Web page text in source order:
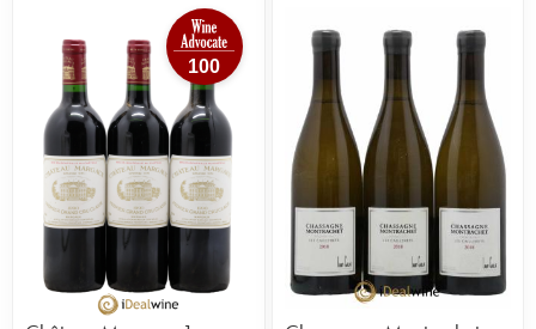
100